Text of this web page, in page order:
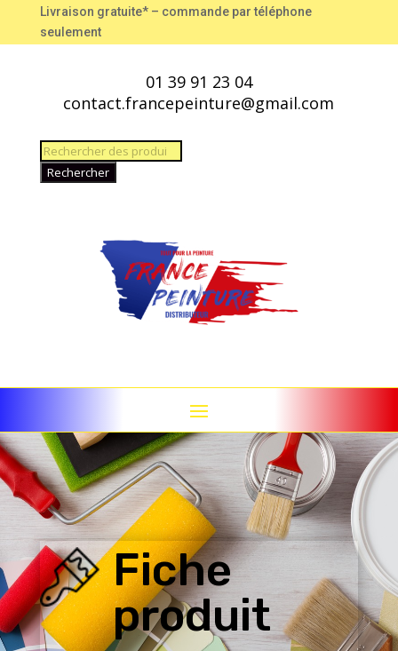
Livraison gratuite* – commande par téléphone
seulement
01 39 91 23 04
contact.francepeinture@gmail.com
Recherche
de
Rechercher
Fiche
produit